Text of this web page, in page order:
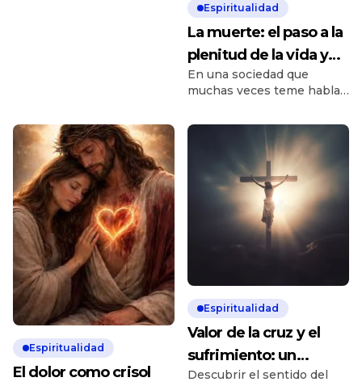
Espiritualidad
La muerte: el paso a la
plenitud de la vida y
del amor
En una sociedad que
muchas veces teme hablar
invita a contemplarla desde
una perspectiva diferente:
no como un final, sino
como el comienzo de una
realidad plena junto a Dios.
Esta profunda reflexión
nos recuerda que la
existencia humana
encuentra su verdadero
esperanza y […]
Espiritualidad
El dolor como crisol
Espiritualidad
Valor de la cruz y el
sufrimiento: un
encuentro con Jesús
Descubrir el sentido del